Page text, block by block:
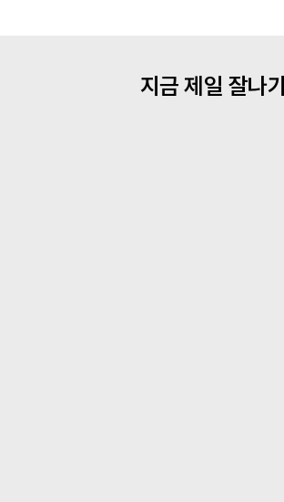
지금 제일 잘나